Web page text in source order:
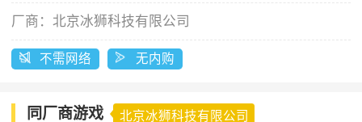
厂商：北京冰狮科技有限公司
不需网络 无内购
同厂商游戏 北京冰狮科技有限公司